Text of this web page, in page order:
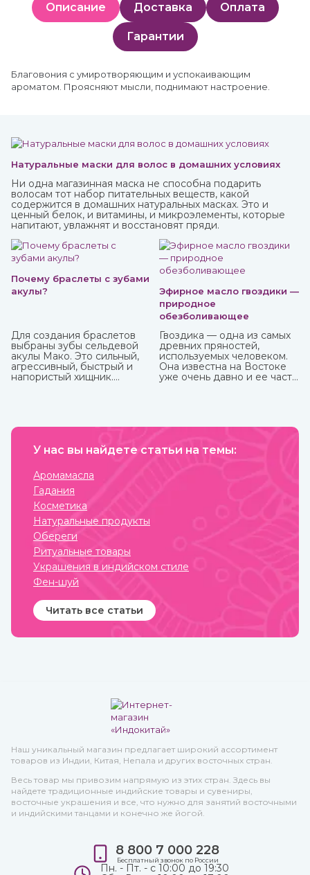
Описание Доставка Оплата
Гарантии
Благовония с умиротворяющим и успокаивающим
ароматом. Проясняют мысли, поднимают настроение.
Натуральные маски для волос в домашних условиях
Ни одна магазинная маска не способна подарить
волосам тот набор питательных веществ, какой
содержится в домашних натуральных масках. Это и
ценный белок, и витамины, и микроэлементы, которые
напитают, увлажнят и восстановят пряди.
Почему браслеты с зубами
акулы?
Для создания браслетов
выбраны зубы сельдевой
акулы Мако. Это сильный,
агрессивный, быстрый и
напористый хищник.
м. Жители Океании
ее зубами обеспечивают
Эфирное масло гвоздики —
природное
обезболивающее
Гвоздика — одна из самых
древних пряностей,
используемых человеком.
Она известна на Востоке
уже очень давно и ее часто
У нас вы найдете статьи на темы:
Аромамасла
Гадания
Косметика
Натуральные продукты
Обереги
Ритуальные товары
Украшения в индийском стиле
Фен-шуй
Читать все статьи
Наш уникальный магазин предлагает широкий ассортимент
товаров из Индии, Китая, Непала и других восточных стран.
Весь товар мы привозим напрямую из этих стран. Здесь вы
найдете традиционные индийские товары и сувениры,
восточные украшения и все, что нужно для занятий восточными
и индийскими танцами и конечно же йогой.
8 800 7 000 228
Бесплатный звонок по России
Пн. - Пт. - с 10:00 до 19:30